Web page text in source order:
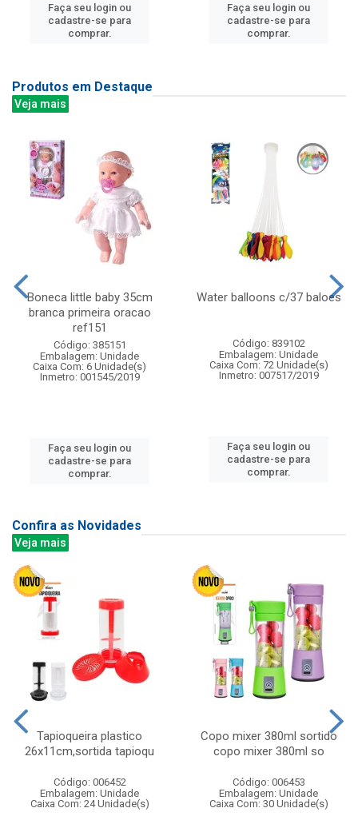
Faça seu login ou
cadastre-se para
comprar.
Faça seu login ou
cadastre-se para
comprar.
Produtos em Destaque
Veja mais
Boneca little baby 35cm
branca primeira oracao
ref151
Código: 385151
Embalagem: Unidade
Caixa Com: 6 Unidade(s)
Inmetro: 001545/2019
Faça seu login ou
cadastre-se para
comprar.
Water balloons c/37 baloes
Código: 839102
Embalagem: Unidade
Caixa Com: 72 Unidade(s)
Inmetro: 007517/2019
Faça seu login ou
cadastre-se para
comprar.
Confira as Novidades
Veja mais
Tapioqueira plastico
26x11cm,sortida tapioqu
Código: 006452
Embalagem: Unidade
Caixa Com: 24 Unidade(s)
Copo mixer 380ml sortido
copo mixer 380ml so
Código: 006453
Embalagem: Unidade
Caixa Com: 30 Unidade(s)